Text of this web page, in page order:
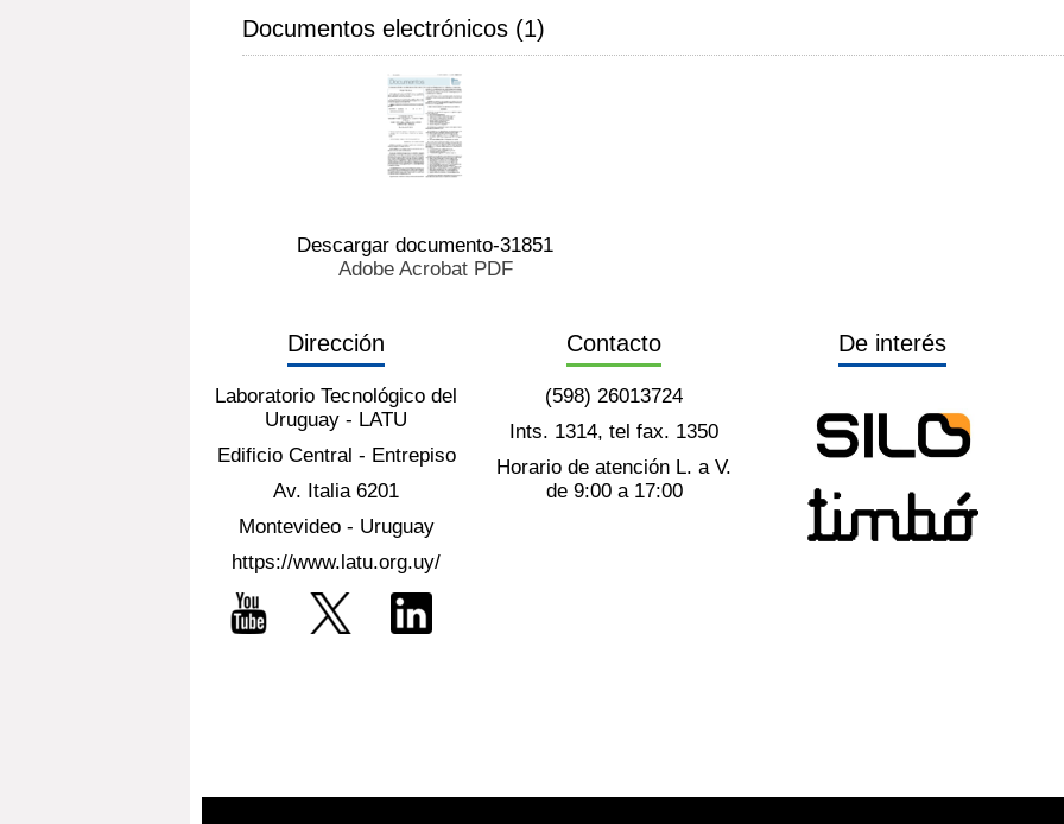
Documentos electrónicos (1)
Descargar documento-31851
Adobe Acrobat PDF
Dirección
Laboratorio Tecnológico del
Uruguay - LATU
Edificio Central - Entrepiso
Av. Italia 6201
Montevideo - Uruguay
https://www.latu.org.uy/
Contacto
(598) 26013724
Ints. 1314, tel fax. 1350
Horario de atención L. a V.
de 9:00 a 17:00
De interés